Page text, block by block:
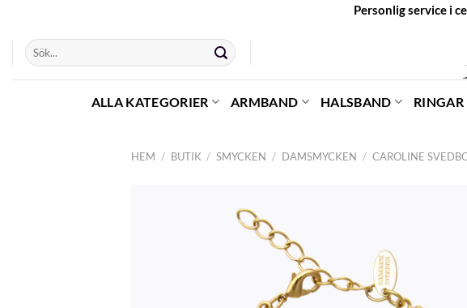
content
Personlig service i
Sök
efter:
ALLA KATEGORIER ARMBAND HALSBAND RINGAR
HEM / BUTIK / SMYCKEN / DAMSMYCKEN / CAROLINE